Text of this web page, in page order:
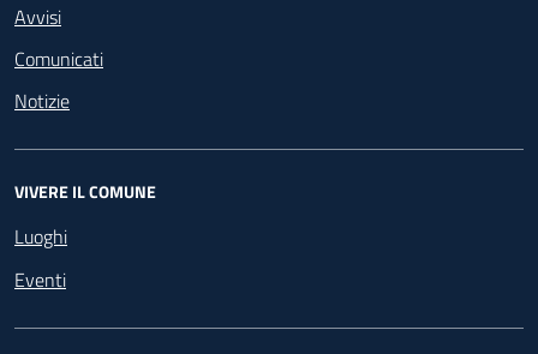
Avvisi
Comunicati
Notizie
VIVERE IL COMUNE
Luoghi
Eventi